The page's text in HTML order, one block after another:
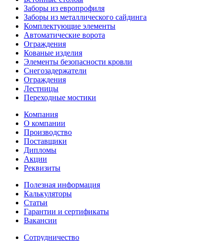
Заборы из европрофиля
Заборы из металлического сайдинга
Комплектующие элементы
Автоматические ворота
Ограждения
Кованые изделия
Элементы безопасности кровли
Снегозадержатели
Ограждения
Лестницы
Переходные мостики
Компания
О компании
Производство
Поставщики
Дипломы
Акции
Реквизиты
Полезная информация
Калькуляторы
Статьи
Гарантии и сертификаты
Вакансии
Сотрудничество